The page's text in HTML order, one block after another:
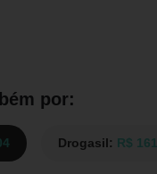
por:
Drogasil: R$